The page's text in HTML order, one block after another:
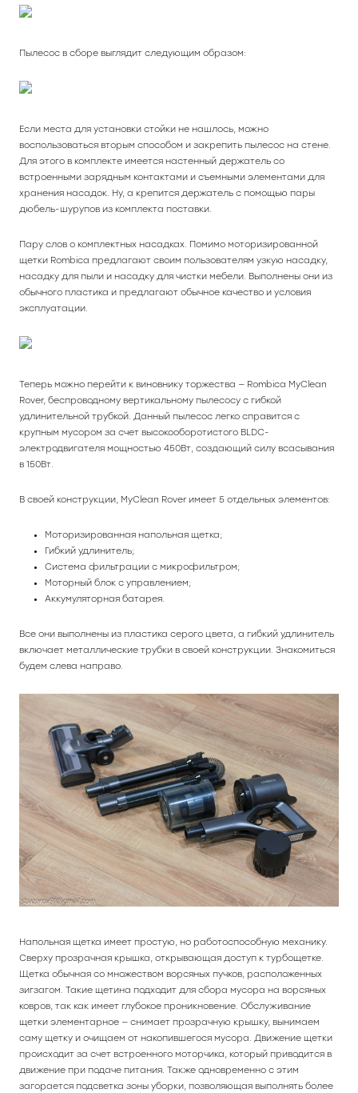
Пылесос в сборе выглядит следующим образом:
Если места для установки стойки не нашлось, можно
воспользоваться вторым способом и закрепить пылесос на стене.
Для этого в комплекте имеется настенный держатель со
встроенными зарядным контактами и съемными элементами для
хранения насадок. Ну, а крепится держатель с помощью пары
дюбель-шурупов из комплекта поставки.
Пару слов о комплектных насадках. Помимо моторизированной
щетки Rombica предлагают своим пользователям узкую насадку,
насадку для пыли и насадку для чистки мебели. Выполнены они из
обычного пластика и предлагают обычное качество и условия
эксплуатации.
Теперь можно перейти к виновнику торжества — Rombica MyClean
Rover, беспроводному вертикальному пылесосу с гибкой
удлинительной трубкой. Данный пылесос легко справится с
крупным мусором за счет высокооборотистого BLDC-
электродвигателя мощностью 450Вт, создающий силу всасывания
в 150Вт.
В своей конструкции, MyClean Rover имеет 5 отдельных элементов:
Моторизированная напольная щетка;
Гибкий удлинитель;
Система фильтрации с микрофильтром;
Моторный блок с управлением;
Аккумуляторная батарея.
Все они выполнены из пластика серого цвета, а гибкий удлинитель
включает металлические трубки в своей конструкции. Знакомиться
будем слева направо.
Напольная щетка имеет простую, но работоспособную механику.
Сверху прозрачная крышка, открывающая доступ к турбощетке.
Щетка обычная со множеством ворсяных пучков, расположенных
зигзагом. Такие щетина подходит для сбора мусора на ворсяных
ковров, так как имеет глубокое проникновение. Обслуживание
щетки элементарное — снимает прозрачную крышку, вынимаем
саму щетку и очищаем от накопившегося мусора. Движение щетки
происходит за счет встроенного моторчика, который приводится в
движение при подаче питания. Также одновременно с этим
загорается подсветка зоны уборки, позволяющая выполнять более